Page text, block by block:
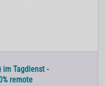
Tagdienst -
remote